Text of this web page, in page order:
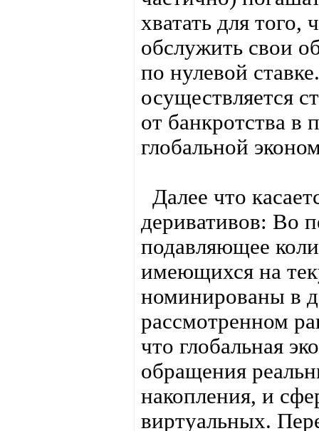
хватать для
обслужить свои
по нулевой
осуществляется
от банкротства в
глобальной
Далее что
деривативов: Во
подавляющее
имеющихся на
номинированы в
рассмотренном
что глобальная
обращения
накопления, и
виртуальных.